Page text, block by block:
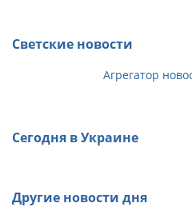
Светские новости
Агрегатор
Сегодня в Украине
Другие новости дня